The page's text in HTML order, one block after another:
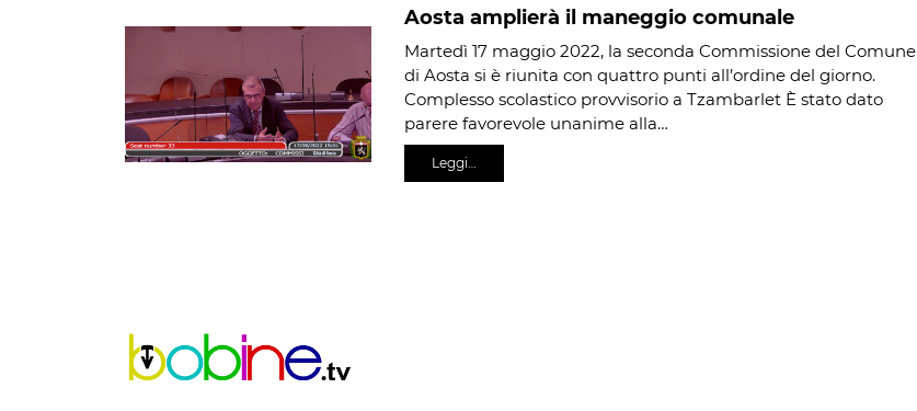
Aosta amplierà il maneggio comunale
Martedì 17 maggio 2022, la seconda Commissione del Comune
di Aosta si è riunita con quattro punti all’ordine del giorno.
Complesso scolastico provvisorio a Tzambarlet È stato dato
parere favorevole unanime alla…
Leggi…